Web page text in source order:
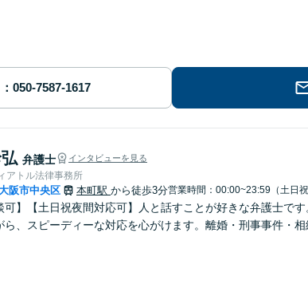
弁護士 インタビューを見る
アトル法律事務所
阪市中央区 本町駅 から徒歩3分営業時間：00:00~23:59（土日祝
可】【土日祝夜間対応可】人と話すことが好きな弁護士で
ら、スピーディーな対応を心がけます。離婚・刑事事件・相